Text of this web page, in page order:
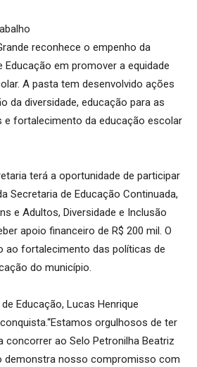
reconhece o empenho da
Educação em promover a equidade
A pasta tem desenvolvido ações
da diversidade, educação para as
e fortalecimento da educação escolar
terá a oportunidade de participar
Secretaria de Educação Continuada,
e Adultos, Diversidade e Inclusão
apoio financeiro de R$ 200 mil. O
ao fortalecimento das políticas de
do município.
Educação, Lucas Henrique
orgulhosos de ter
concorrer ao Selo Petronilha Beatriz
demonstra nosso compromisso com